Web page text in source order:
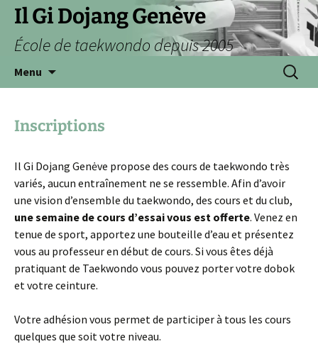
Aller
contenu
Il Gi Dojang Genève
École de taekwondo depuis 2005
Menu
Inscriptions
Il Gi Dojang Genėve propose des cours de taekwondo très
variés, aucun entraînement ne se ressemble. Afin d’avoir
une vision d’ensemble du taekwondo, des cours et du club,
une semaine de cours d’essai vous est offerte. Venez en
tenue de sport, apportez une bouteille d’eau et présentez
vous au professeur en début de cours. Si vous êtes déjà
pratiquant de Taekwondo vous pouvez porter votre dobok
et votre ceinture.
Votre adhésion vous permet de participer à tous les cours
quelques que soit votre niveau.